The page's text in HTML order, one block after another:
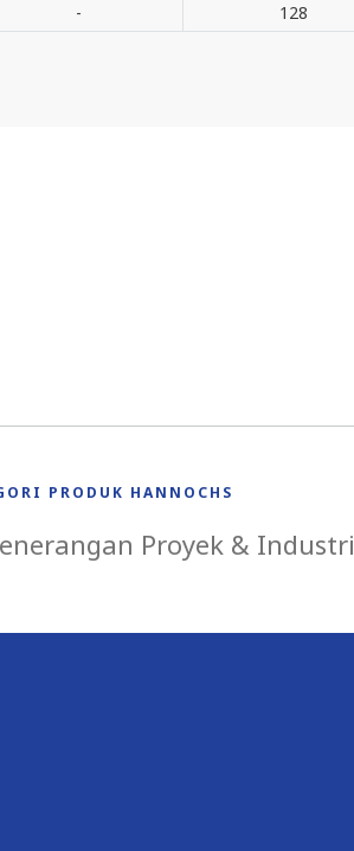
- 128
PRODUK HANNOCHS
Proyek & Industri